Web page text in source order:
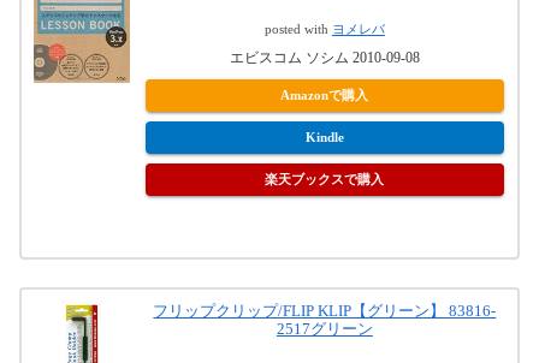
posted with ヨメレバ
エビスコム ソシム 2010-09-08
Amazonで購入
Kindle
楽天ブックスで購入
フリップクリップ/FLIP KLIP【グリーン】 83816-
2517グリーン